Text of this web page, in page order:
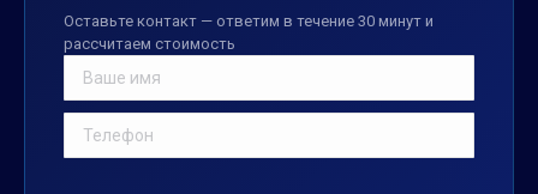
Оставьте контакт — ответим в течение 30 минут и
рассчитаем стоимость